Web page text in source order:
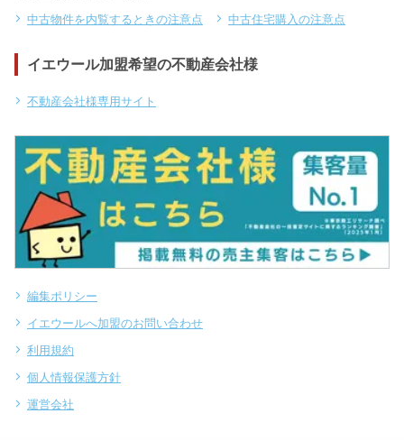
中古物件を内覧するときの注意点 中古住宅購入の注意点
イエウール加盟希望の不動産会社様
不動産会社様専用サイト
編集ポリシー
イエウールへ加盟のお問い合わせ
利用規約
個人情報保護方針
運営会社